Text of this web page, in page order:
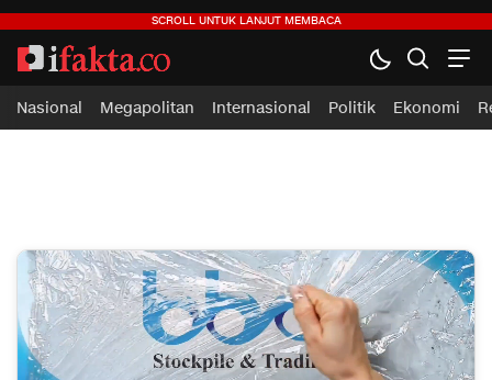
ifakta.co
#pastibenar
Nasional Megapolitan Internasional Politik Ekonomi